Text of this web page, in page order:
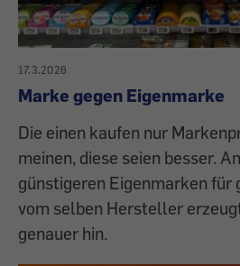
17.3.2026
Marke gegen Eigenmarke
Die einen kaufen nur
meinen, diese seien besser.
günstigeren Eigenmarken für
vom selben Hersteller
genauer hin.